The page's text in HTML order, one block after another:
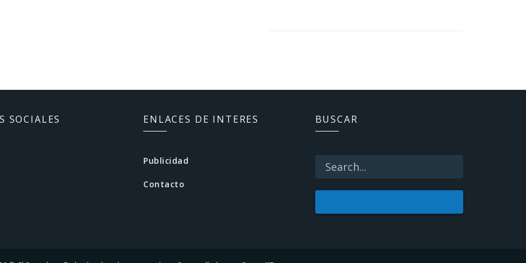
SOCIALES ENLACES DE INTERES
Publicidad
Contacto
BUSCAR